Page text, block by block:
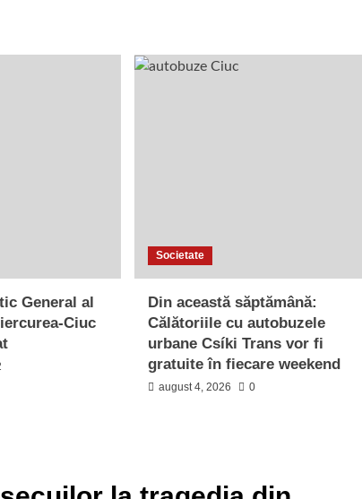
General al
Ciuc
Societate
Din această săptămână:
Călătoriile cu autobuzele
urbane Csíki Trans vor fi
gratuite în fiecare weekend
august 4, 2026 0